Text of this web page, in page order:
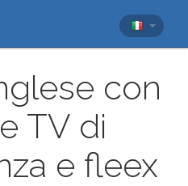
con
TV di
e fleex